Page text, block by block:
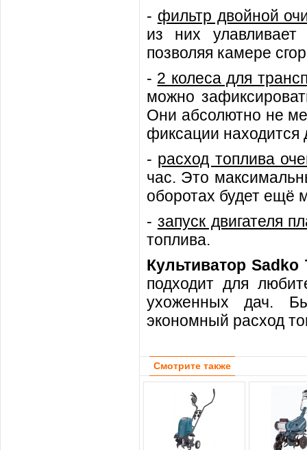
- фильтр двойной
из них
позволяя камере
- 2 колеса для
можно
Они абсолютно не
фиксации находится
- расход топлива
час. Это
оборотах будет ещё
- запуск двигателя
топлива.
Культиватор Sadko
подходит для
ухоженных дач.
экономный расход
Смотрите также